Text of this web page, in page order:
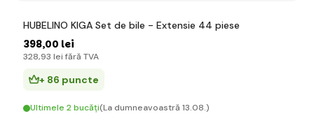
HUBELINO KIGA Set de bile - Extensie 44 piese
398,00 lei
328,93 lei fără TVA
+ 86 puncte
Ultimele 2 bucăți(La dumneavoastră 13.08.)